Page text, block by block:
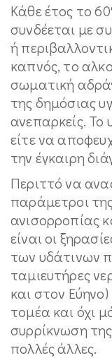
Κάθε έτος το
συνδέεται με
ή
καπνός, το
σωματική
της δημόσιας
ανεπαρκείς.
είτε να
την έγκαιρη
Περιττό να
παράμετροι
ανισορροπίας
είναι οι
των υδάτινων
ταμιευτήρες
και στον
τομέα και όχι
συρρίκνωση
πολλές άλλες.